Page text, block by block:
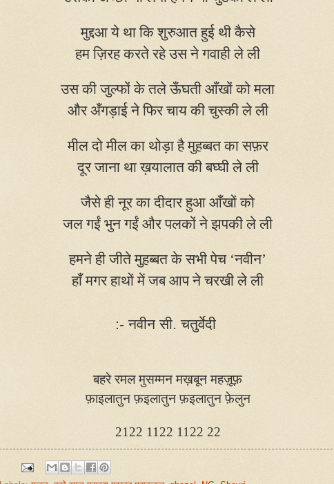
मुद्दआ ये था कि शुरुआत हुई थी कैसे
हम ज़िरह करते रहे उस ने गवाही ले ली
उस की जुल्फों के तले ऊँघती आँखों को मला
और अँगड़ाई ने फिर चाय की चुस्की ले ली
मील दो मील का थोड़ा है मुहब्बत का सफ़र
दूर जाना था ख़यालात की बघ्घी ले ली
जैसे ही नूर का दीदार हुआ आँखों को
जल गईं भुन गईं और पलकों ने झपकी ले ली
हमने ही जीते मुहब्बत के सभी पेच ‘नवीन’
हाँ मगर हाथों में जब आप ने चरखी ले ली
:- नवीन सी. चतुर्वेदी
बहरे रमल मुसम्मन मख़बून महज़ूफ़
फ़ाइलातुन फ़इलातुन फ़इलातुन फ़ेलुन
2122 1122 1122 22